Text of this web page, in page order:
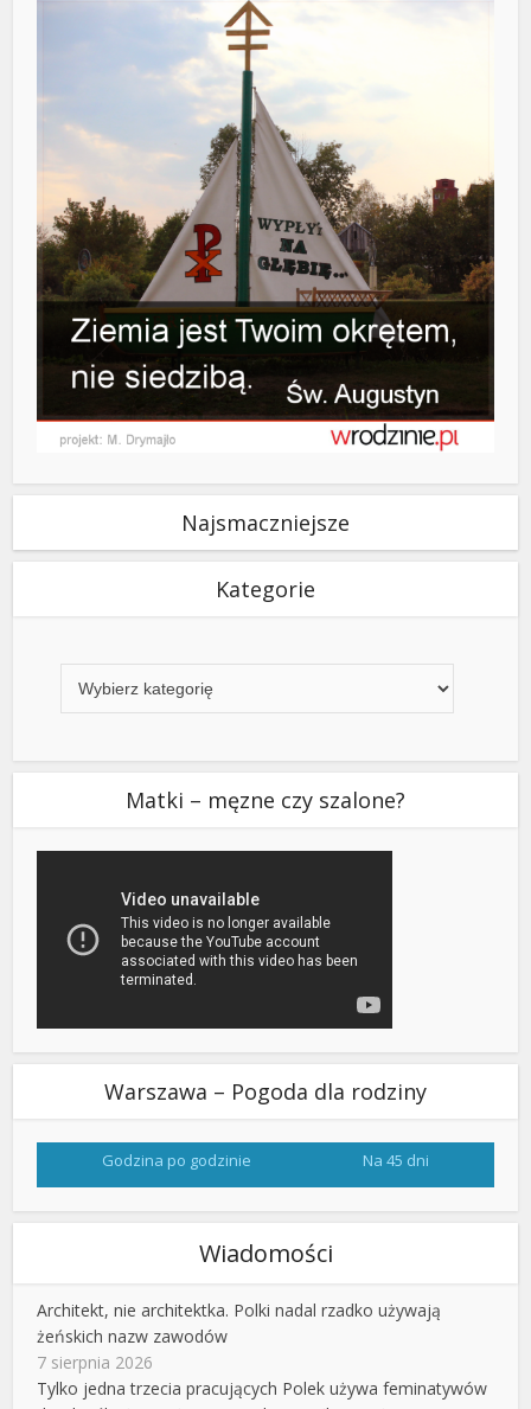
Najsmaczniejsze
Kategorie
Matki – męzne czy szalone?
Warszawa – Pogoda dla rodziny
Godzina po godzinie Na 45 dni
Wiadomości
Architekt, nie architektka. Polki nadal rzadko używają
żeńskich nazw zawodów
7 sierpnia 2026
Tylko jedna trzecia pracujących Polek używa feminatywów